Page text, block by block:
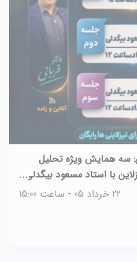
سه همایش ویژه تحلیل
با استاد مسعود بیگدلی
22 خرداد 05 - ساعت 15:00